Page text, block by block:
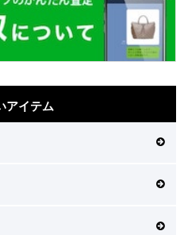
アイテム